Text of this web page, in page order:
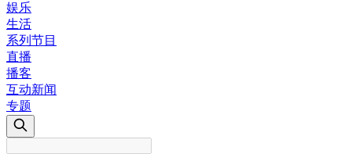
娱乐
生活
系列节目
直播
播客
互动新闻
专题